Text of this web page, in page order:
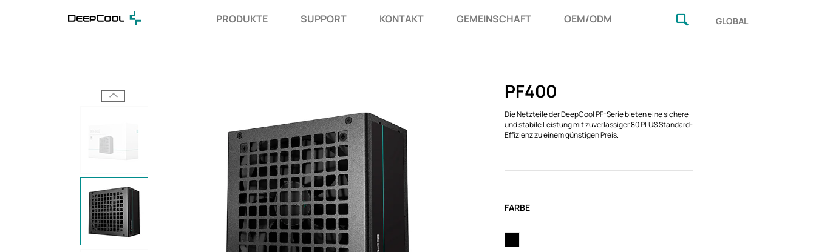
PRODUKTE SUPPORT KONTAKT GEMEINSCHAFT OEM/ODM GLOBAL
PF400
Die Netzteile der DeepCool PF-Serie bieten eine sichere
und stabile Leistung mit zuverlässiger 80 PLUS Standard-
Effizienz zu einem günstigen Preis.
FARBE